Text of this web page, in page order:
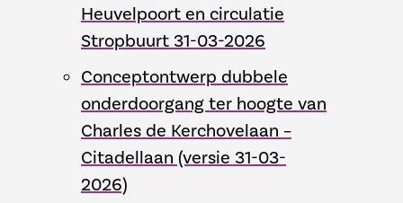
Heuvelpoort en circulatie
Stropbuurt 31-03-2026
Conceptontwerp dubbele
onderdoorgang ter hoogte van
Charles de Kerchovelaan –
Citadellaan (versie 31-03-
2026)